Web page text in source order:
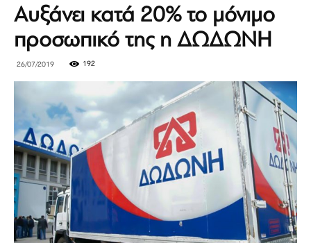
Αυξάνει κατά 20% το μόνιμο
προσωπικό της η ΔΩΔΩΝΗ
26/07/2019 192